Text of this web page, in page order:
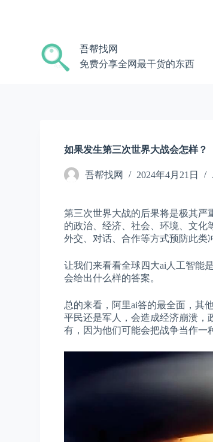
吾帮找网
免费分享全网最干货的东西
如果发生第三次世界大战会怎样？
吾帮找网 2024年4月21日
第三次世界大战的后果将是极其严
的政治、经济、社会、环境、文化
外交、对话、合作等方式预防此类
让我们来看看全球四大ai人工智能
会给出什么样的答案。
总的来看，阿里ai答的最全面，其
平民还是军人，会造成经济崩溃，
有，因为他们可能会把战争当作一